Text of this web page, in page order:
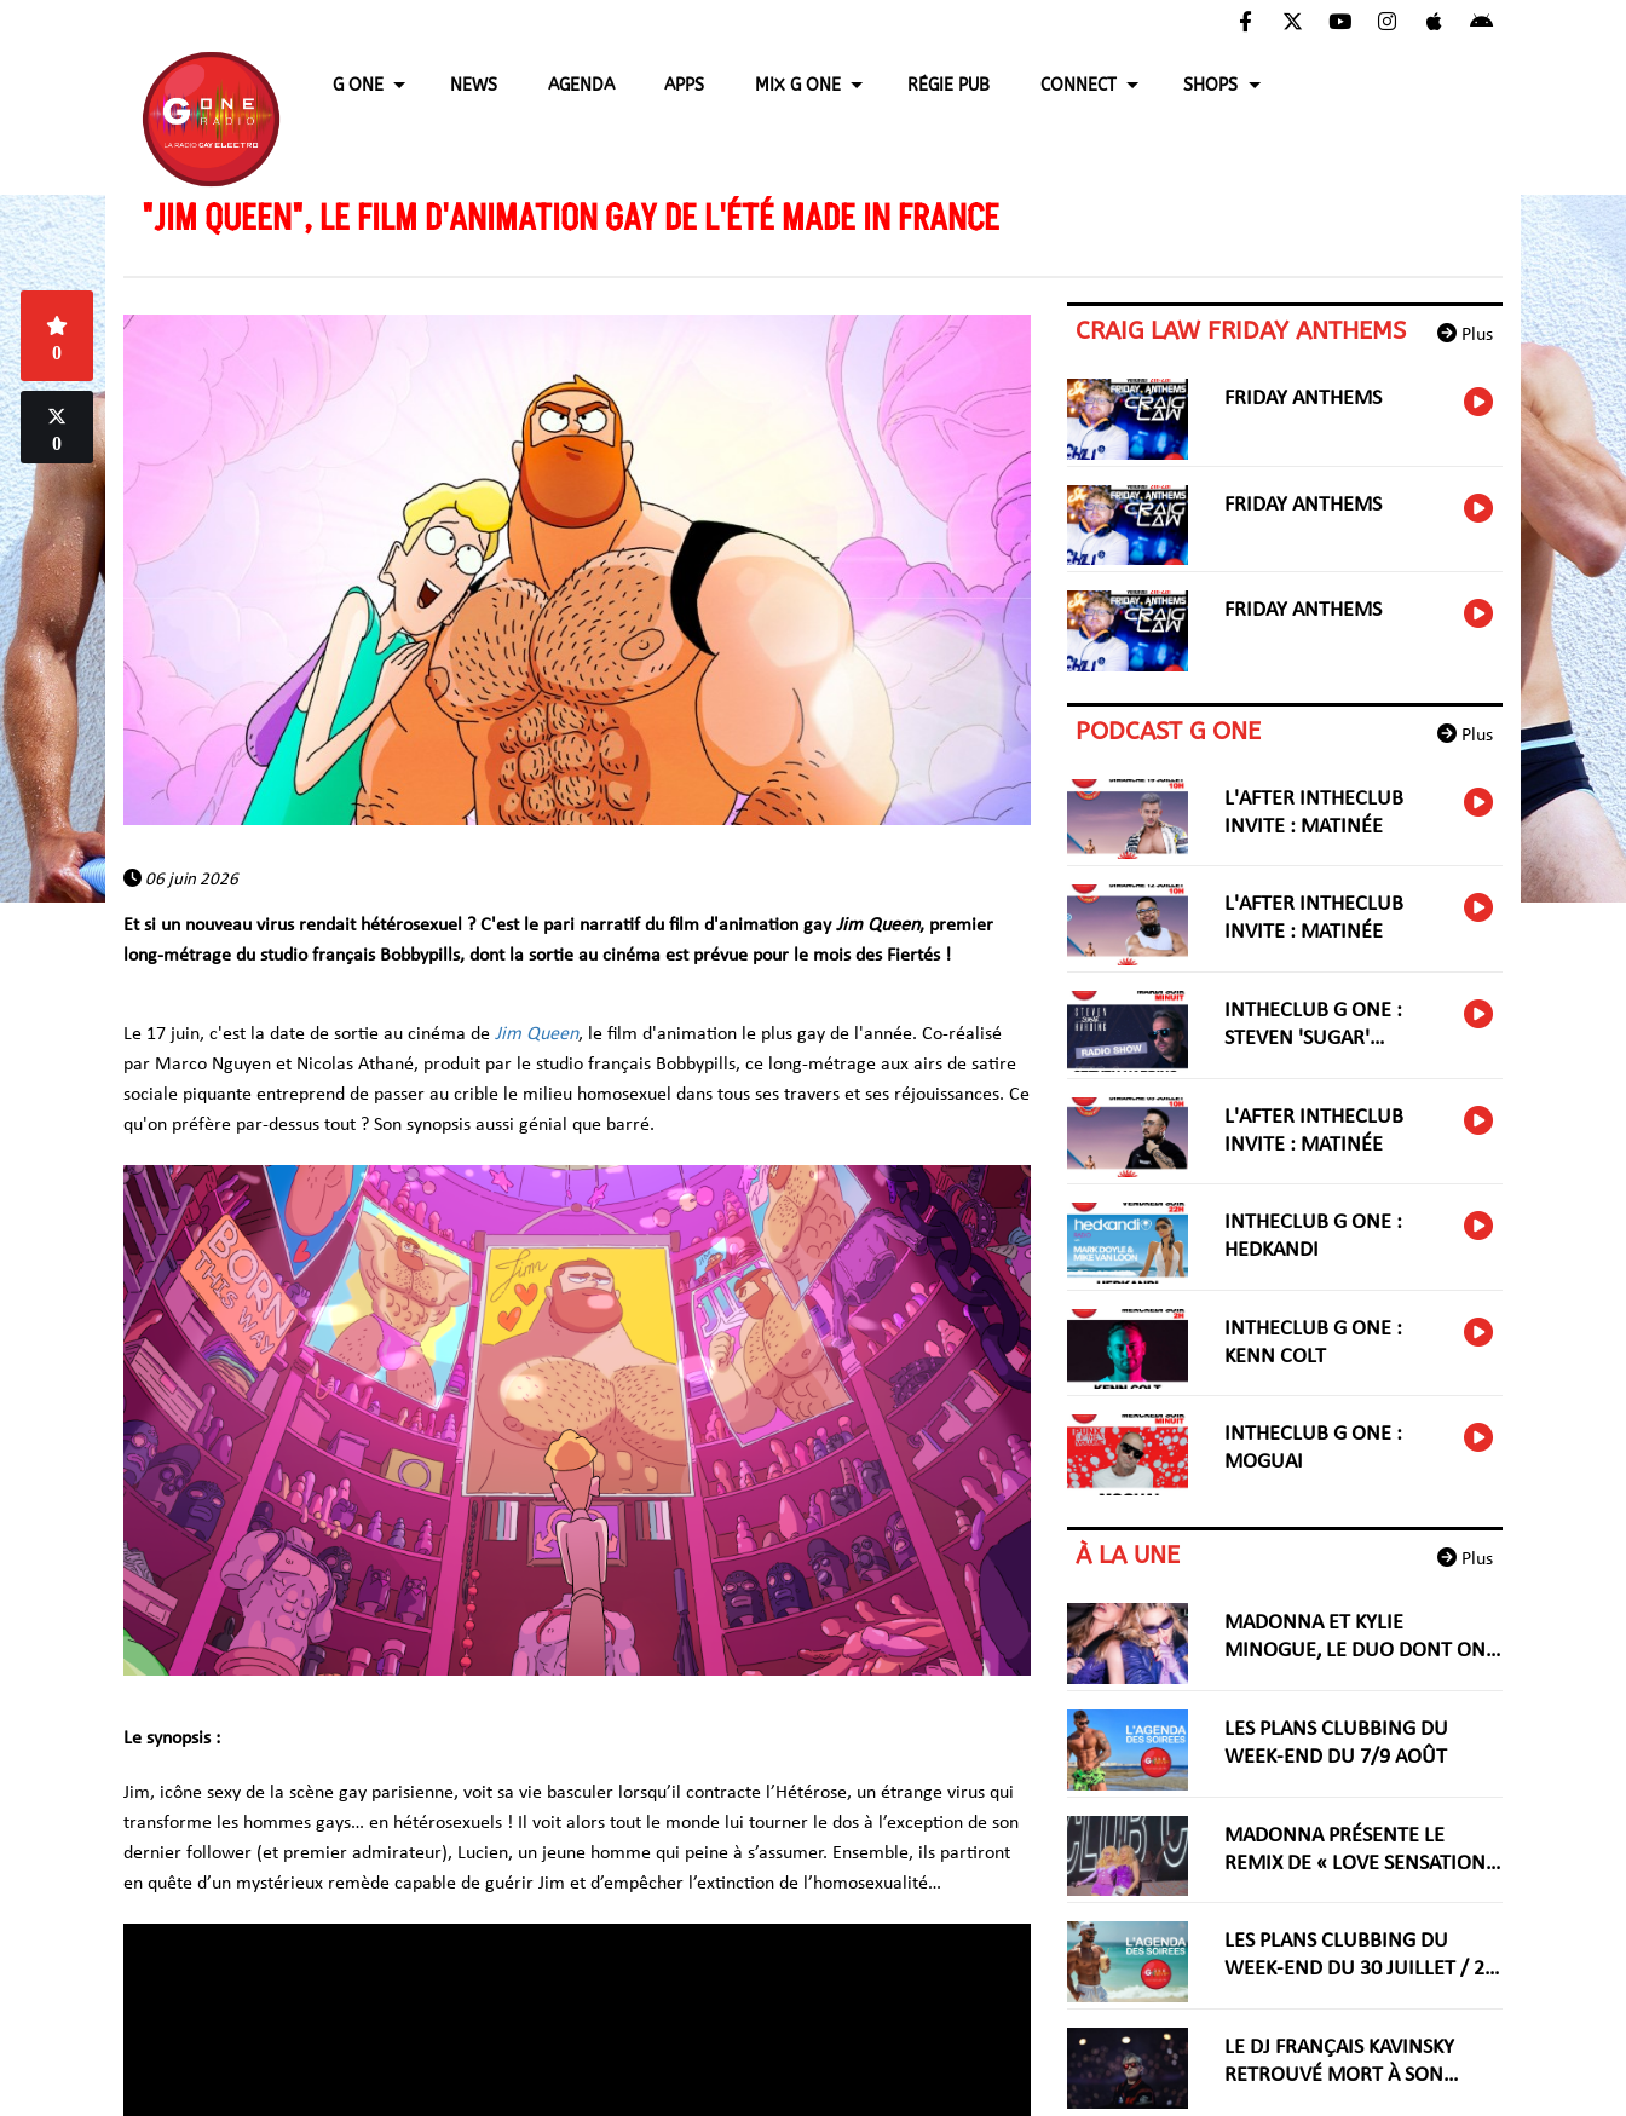
G ONE NEWS AGENDA APPS MIX G ONE RÉGIE PUB CONNECT SHOPS
"JIM QUEEN", LE FILM D'ANIMATION GAY DE L'ÉTÉ MADE IN FRANCE
0
0
06 juin 2026
Et si un nouveau virus rendait hétérosexuel ? C'est le pari narratif du film d'animation gayJim Queen, premier
long-métrage du studio français Bobbypills, dont la sortie au cinéma est prévue pour le mois des Fiertés !
Le 17 juin, c'est la date de sortie au cinéma de Jim Queen, le film d'animation le plus gay de l'année. Co-réalisé
par Marco Nguyen et Nicolas Athané, produit par le studio français Bobbypills, ce long-métrage aux airs de satire
sociale piquante entreprend de passer au crible le milieu homosexuel dans tous ses travers et ses réjouissances. Ce
qu'on préfère par-dessus tout ? Son synopsis aussi génial que barré.
Le synopsis :
Jim, icône sexy de la scène gay parisienne, voit sa vie basculer lorsqu’il contracte l’Hétérose, un étrange virus qui
transforme les hommes gays… en hétérosexuels ! Il voit alors tout le monde lui tourner le dos à l’exception de son
dernier follower (et premier admirateur), Lucien, un jeune homme qui peine à s’assumer. Ensemble, ils partiront
en quête d’un mystérieux remède capable de guérir Jim et d’empêcher l’extinction de l’homosexualité…
Plus
CRAIG LAW FRIDAY ANTHEMS
FRIDAY ANTHEMS
FRIDAY ANTHEMS
FRIDAY ANTHEMS
Plus
PODCAST G ONE
L'AFTER INTHECLUB
INVITE : MATINÉE
L'AFTER INTHECLUB
INVITE : MATINÉE
INTHECLUB G ONE :
STEVEN 'SUGAR'
L'AFTER INTHECLUB
INVITE : MATINÉE
INTHECLUB G ONE :
HEDKANDI
INTHECLUB G ONE :
KENN COLT
INTHECLUB G ONE :
MOGUAI
Plus
À LA UNE
MADONNA ET KYLIE
MINOGUE, LE DUO DONT ON
LES PLANS CLUBBING DU
WEEK-END DU 7/9 AOÛT
MADONNA PRÉSENTE LE
REMIX DE « LOVE SENSATION »
2026
LES PLANS CLUBBING DU
WEEK-END DU 30 JUILLET / 2
LE DJ FRANÇAIS KAVINSKY
RETROUVÉ MORT À SON